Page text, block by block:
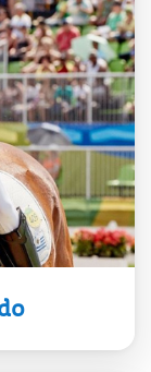
e
y
y los
a